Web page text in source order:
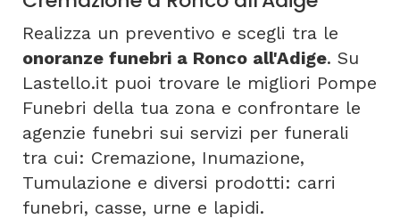
Realizza un preventivo e scegli tra le
onoranze funebri a Ronco all'Adige. Su
Lastello.it puoi trovare le migliori Pompe
Funebri della tua zona e confrontare le
agenzie funebri sui servizi per funerali
tra cui: Cremazione, Inumazione,
Tumulazione e diversi prodotti: carri
funebri, casse, urne e lapidi.